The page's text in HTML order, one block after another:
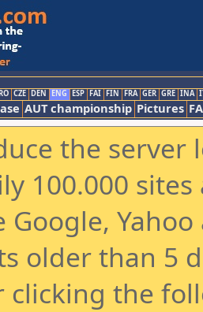
CZE DEN ENG ESP FAI FIN FRA GER GRE INA
AUT championship Pictures
the
100.000
Google,
older than 5
clicking the